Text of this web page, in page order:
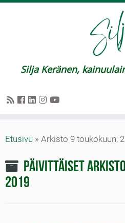
Silja Keränen,
Etusivu » Arkisto 9 toukokuun,
Päivittäiset
2019